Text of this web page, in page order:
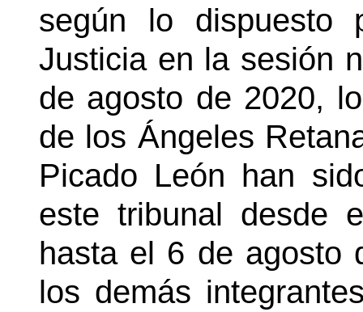
según lo dispuesto
Justicia en la sesión
de agosto de 2020,
de los Ángeles
Picado León han
este tribunal desde
hasta el 6 de agosto
los demás